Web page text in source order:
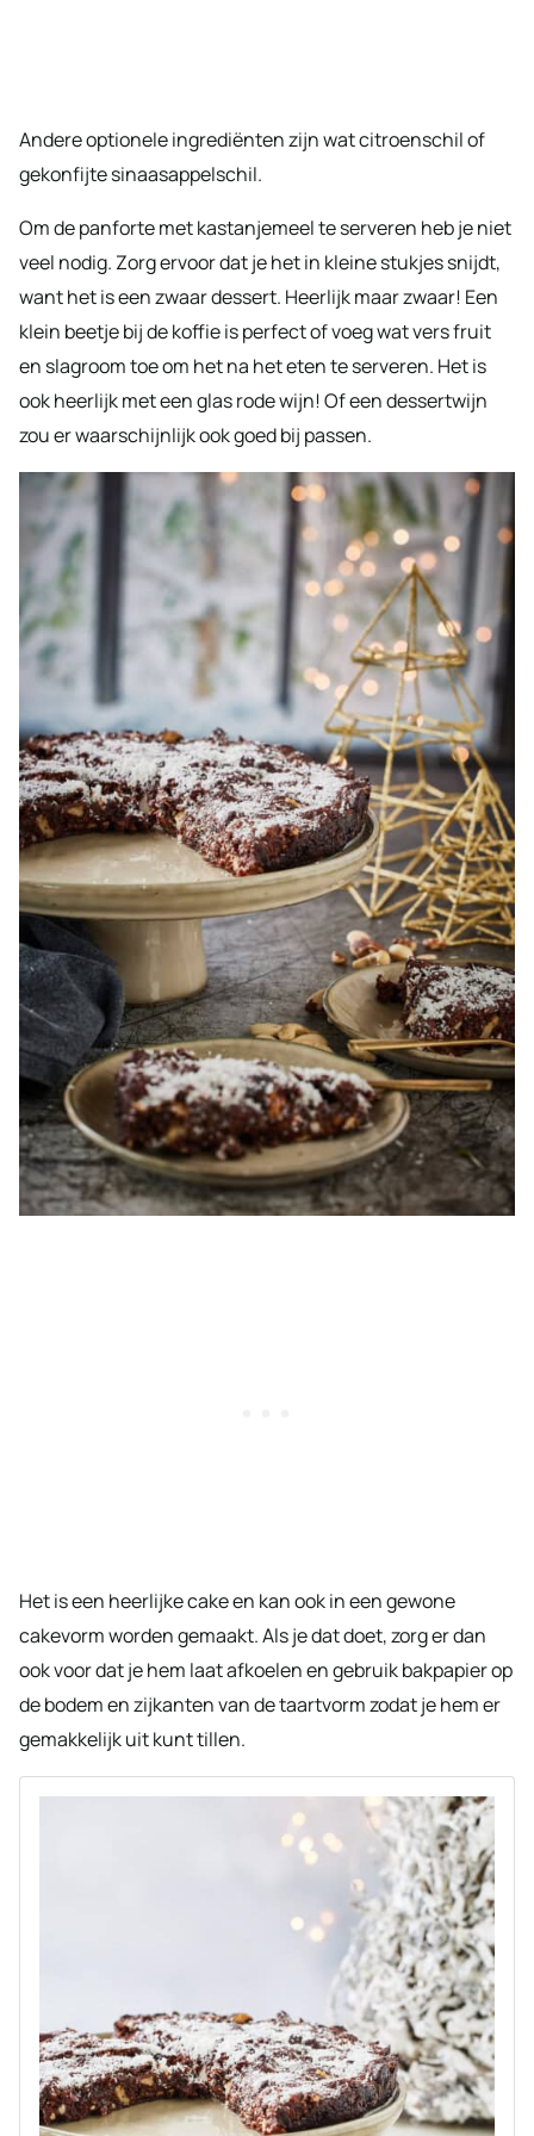
Andere optionele ingrediënten zijn wat citroenschil of
gekonfijte sinaasappelschil.
Om de panforte met kastanjemeel te serveren heb je niet
veel nodig. Zorg ervoor dat je het in kleine stukjes snijdt,
want het is een zwaar dessert. Heerlijk maar zwaar! Een
klein beetje bij de koffie is perfect of voeg wat vers fruit
en slagroom toe om het na het eten te serveren. Het is
ook heerlijk met een glas rode wijn! Of een dessertwijn
zou er waarschijnlijk ook goed bij passen.
Het is een heerlijke cake en kan ook in een gewone
cakevorm worden gemaakt. Als je dat doet, zorg er dan
ook voor dat je hem laat afkoelen en gebruik bakpapier op
de bodem en zijkanten van de taartvorm zodat je hem er
gemakkelijk uit kunt tillen.